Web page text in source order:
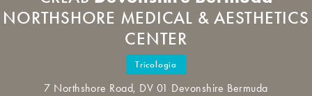
NORTHSHORE MEDICAL & AESTHETICS
CENTER
Tricologia
7 Northshore Road, DV 01 Devonshire Bermuda